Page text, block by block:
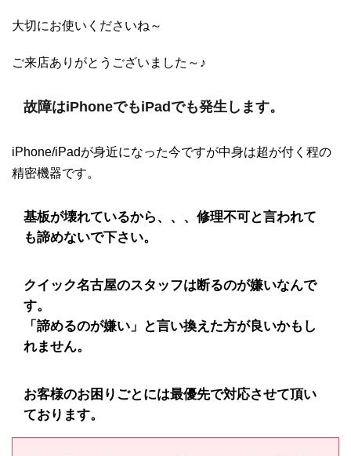
大切にお使いくださいね～
ご来店ありがとうございました～♪
故障はiPhoneでもiPadでも発生します。
iPhone/iPadが身近になった今ですが中身は超が付く程の
精密機器です。
基板が壊れているから、、、修理不可と言われて
も諦めないで下さい。
クイック名古屋のスタッフは断るのが嫌いなんで
す。
「諦めるのが嫌い」と言い換えた方が良いかもし
れません。
お客様のお困りごとには最優先で対応させて頂い
ております。